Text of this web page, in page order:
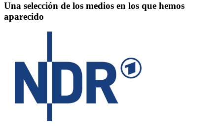
Una selección de los medios en los que hemos
aparecido